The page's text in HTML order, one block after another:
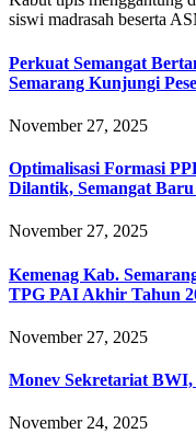
siswi madrasah beserta
Perkuat Semangat
Semarang Kunjungi
November 27, 2025
Optimalisasi Formasi
Dilantik, Semangat
November 27, 2025
Kemenag Kab.
TPG PAI Akhir Tahun
November 27, 2025
Monev Sekretariat
November 24, 2025